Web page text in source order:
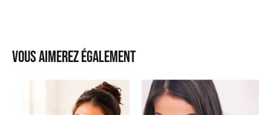
Vous aimerez également